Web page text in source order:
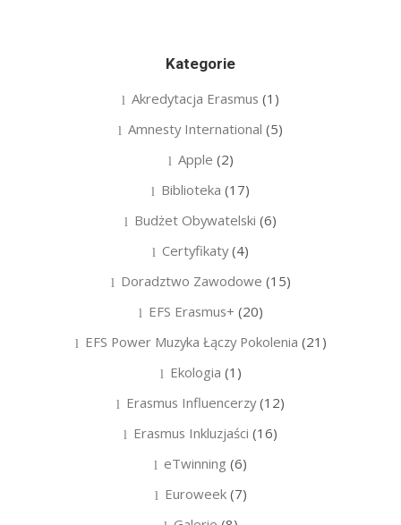
Kategorie
Akredytacja Erasmus (1)
Amnesty International (5)
Apple (2)
Biblioteka (17)
Budżet Obywatelski (6)
Certyfikaty(4)
Doradztwo Zawodowe (15)
EFS Erasmus+ (20)
EFS Power Muzyka Łączy Pokolenia (21)
Ekologia (1)
Erasmus Influencerzy(12)
Erasmus Inkluzjaści (16)
eTwinning (6)
Euroweek(7)